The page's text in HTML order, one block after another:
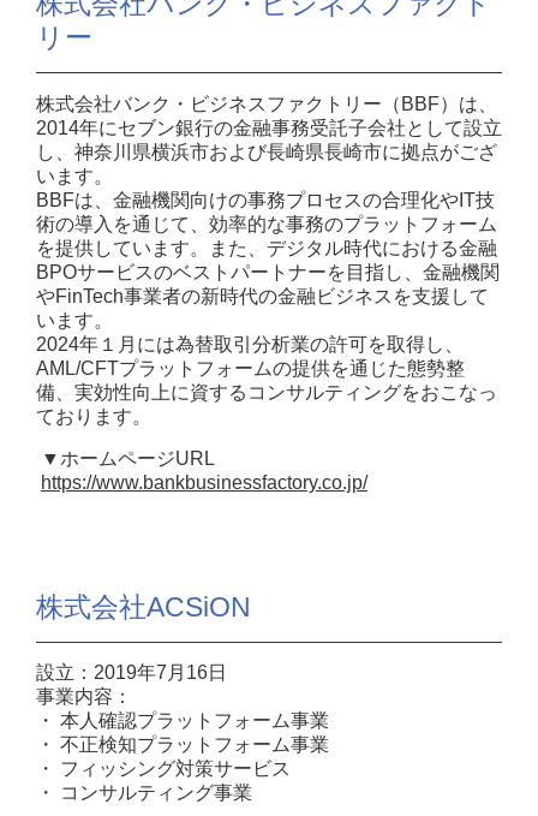
リー
株式会社バンク・ビジネスファクトリー（BBF）は、
2014年にセブン銀行の金融事務受託子会社として設立
し、神奈川県横浜市および長崎県長崎市に拠点がござ
います。
BBFは、金融機関向けの事務プロセスの合理化やIT技
術の導入を通じて、効率的な事務のプラットフォーム
を提供しています。また、デジタル時代における金融
BPOサービスのベストパートナーを目指し、金融機関
やFinTech事業者の新時代の金融ビジネスを支援して
います。
2024年１月には為替取引分析業の許可を取得し、
AML/CFTプラットフォームの提供を通じた態勢整
備、実効性向上に資するコンサルティングをおこなっ
ております。
▼ホームページURL
https://www.bankbusinessfactory.co.jp/
株式会社ACSiON
設立：2019年7月16日
事業内容：
・ 本人確認プラットフォーム事業
・ 不正検知プラットフォーム事業
・ フィッシング対策サービス
・ コンサルティング事業